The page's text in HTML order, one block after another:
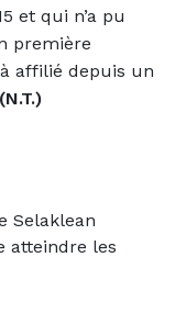
et qui n’a pu
première
affilié depuis un
Selaklean
atteindre les